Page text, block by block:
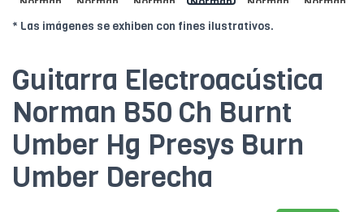
* Las imágenes se exhiben con fines ilustrativos.
Guitarra Electroacústica
Norman B50 Ch Burnt
Umber Hg Presys Burn
Umber Derecha